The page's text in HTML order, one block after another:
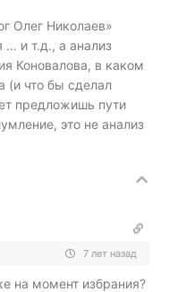
Олег Николаев»
и т.д., а анализ
Коновалова, в каком
(и что бы сделал
предложишь пути
это не анализ
7 лет назад
на момент избрания?